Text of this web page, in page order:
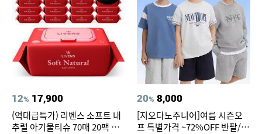
12% 17,900
(역대급특가) 리벤스 소프트 내
추럴 아기물티슈 70매 20팩 캡
20% 8,000
[지오다노주니어]여름 시즌오
프 특별가격 ~72%OFF 반팔/반